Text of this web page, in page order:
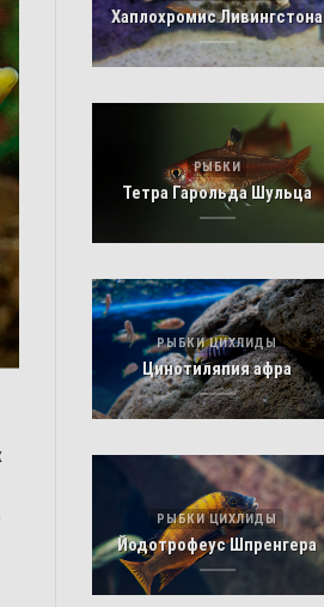
Хаплохромис Ливингстона
РЫБКИ
Тетра Гарольда Шульца
РЫБКИ ЦИХЛИДЫ
Цинотиляпия афра
РЫБКИ ЦИХЛИДЫ
Йодотрофеус Шпренгера